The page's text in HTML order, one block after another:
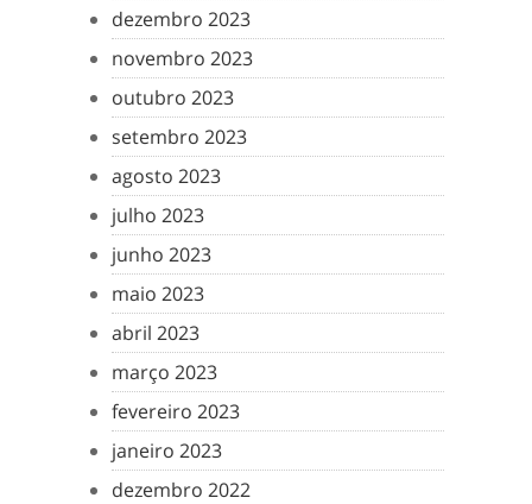
dezembro 2023
novembro 2023
outubro 2023
setembro 2023
agosto 2023
julho 2023
junho 2023
maio 2023
abril 2023
março 2023
fevereiro 2023
janeiro 2023
dezembro 2022